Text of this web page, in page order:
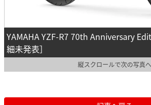
YAMAHA YZF-R7 70th Anniversary
細未発表］
縦スクロールで次の写真へ